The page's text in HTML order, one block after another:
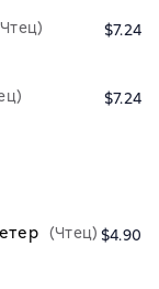
$7.24
$7.24
(Чтец) $4.90